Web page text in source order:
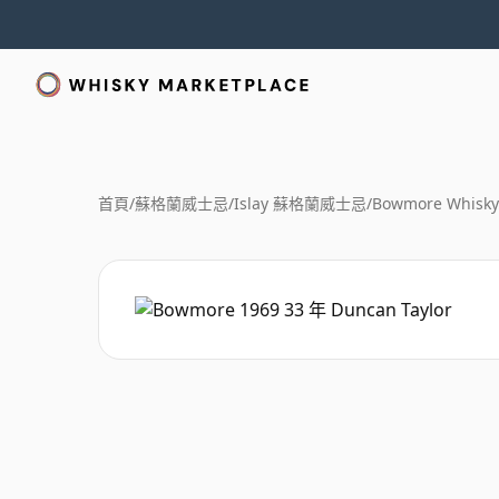
首頁/蘇格蘭威士忌/Islay 蘇格蘭威士忌/Bowmore Whisky